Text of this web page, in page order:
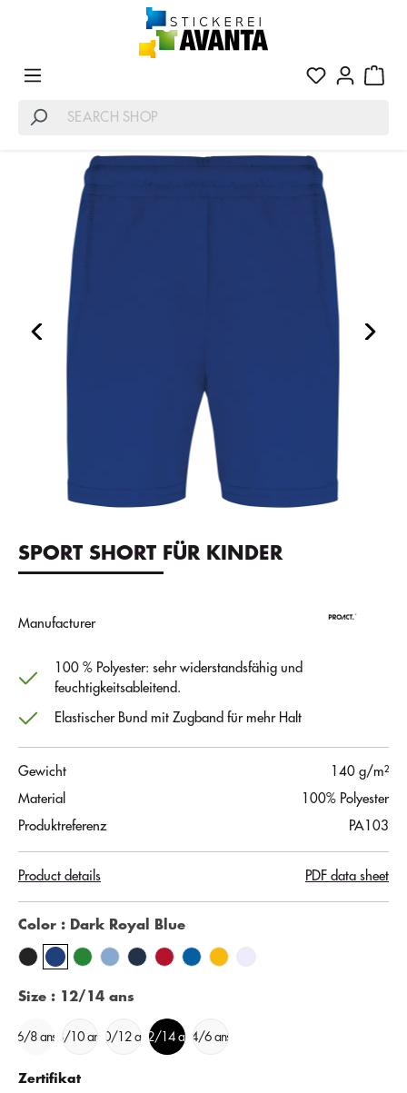
SPORT SHORT FÜR KINDER
Manufacturer
100 % Polyester: sehr widerstandsfähig und
feuchtigkeitsableitend.
Elastischer Bund mit Zugband für mehr Halt
Gewicht
140 g/m²
Material
100% Polyester
Produktreferenz
PA103
Product details PDF data sheet
Color : Dark Royal Blue
Size : 12/14 ans
6/8 ans 8/10 ans10/12 ans12/14 ans4/6 ans
Zertifikat